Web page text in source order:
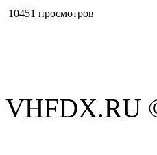
10451 просмотров
VHFDX.RU